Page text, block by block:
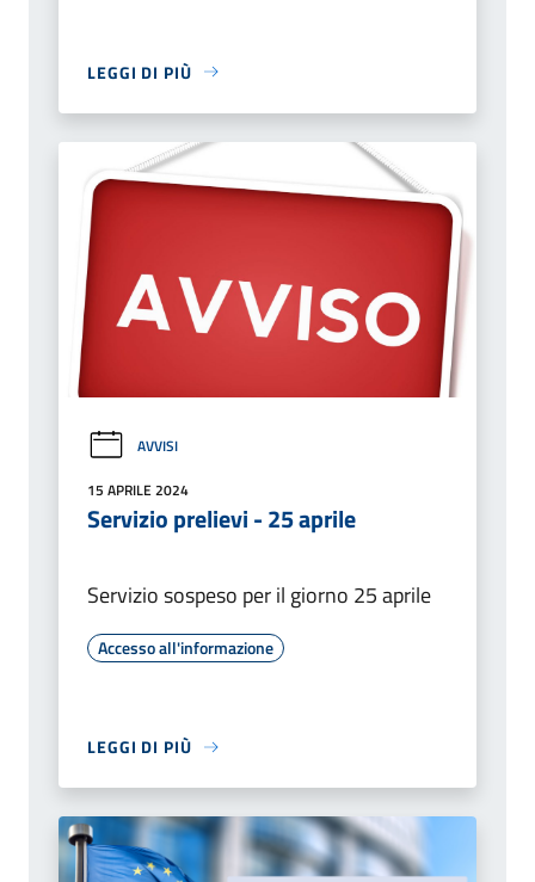
LEGGI DI PIÙ
AVVISI
15 APRILE 2024
Servizio prelievi - 25 aprile
Servizio sospeso per il giorno 25 aprile
Accesso all'informazione
LEGGI DI PIÙ